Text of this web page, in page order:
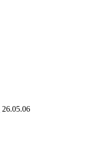
26.05.06